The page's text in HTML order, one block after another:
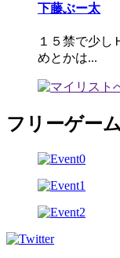
下藤ぶー太
１５禁で少し
めとかは...
フリーゲー